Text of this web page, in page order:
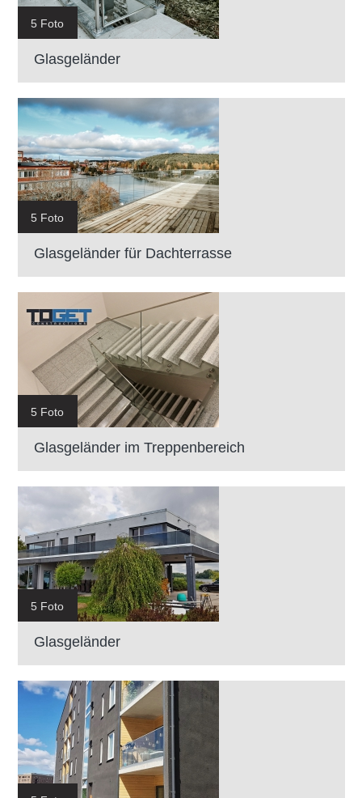
5 Foto
Glasgeländer
5 Foto
Glasgeländer für Dachterrasse
5 Foto
Glasgeländer im Treppenbereich
5 Foto
Glasgeländer